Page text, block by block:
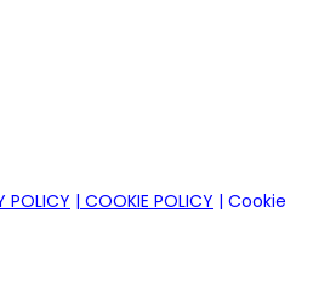
POLICY | COOKIE POLICY | Cookie